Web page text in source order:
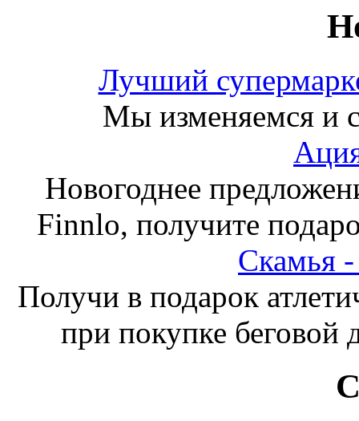
Лучший
Мы изменяемся и
Новогоднее
Finnlo, получите
Получи в подарок
при покупке беговой